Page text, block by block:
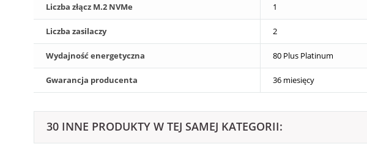
Liczba złącz M.2 NVMe 1
Liczba zasilaczy 2
Wydajność energetyczna 80 Plus Platinum
Gwarancja producenta 36 miesięcy
30 INNE PRODUKTY W TEJ SAMEJ KATEGORII: